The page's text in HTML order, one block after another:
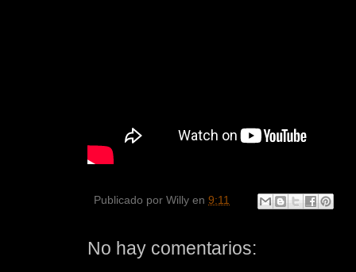
Publicado por Willy en 9:11
No hay comentarios: